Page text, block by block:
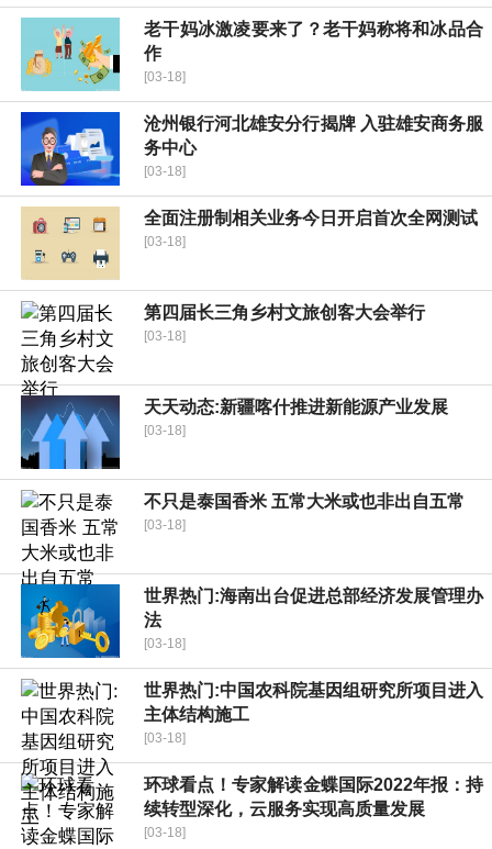
老干妈冰激凌要来了？老干妈称将和冰品合
作
[03-18]
沧州银行河北雄安分行揭牌 入驻雄安商务服
务中心
[03-18]
全面注册制相关业务今日开启首次全网测试
[03-18]
第四届长三角乡村文旅创客大会举行
[03-18]
天天动态:新疆喀什推进新能源产业发展
[03-18]
不只是泰国香米 五常大米或也非出自五常
[03-18]
世界热门:海南出台促进总部经济发展管理办
法
[03-18]
世界热门:中国农科院基因组研究所项目进入
主体结构施工
[03-18]
环球看点！专家解读金蝶国际2022年报：持
续转型深化，云服务实现高质量发展
[03-18]